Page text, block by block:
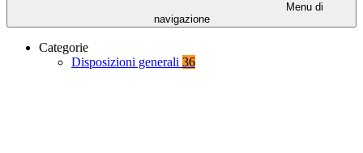
Menu di
navigazione
Categorie
Disposizioni generali 36